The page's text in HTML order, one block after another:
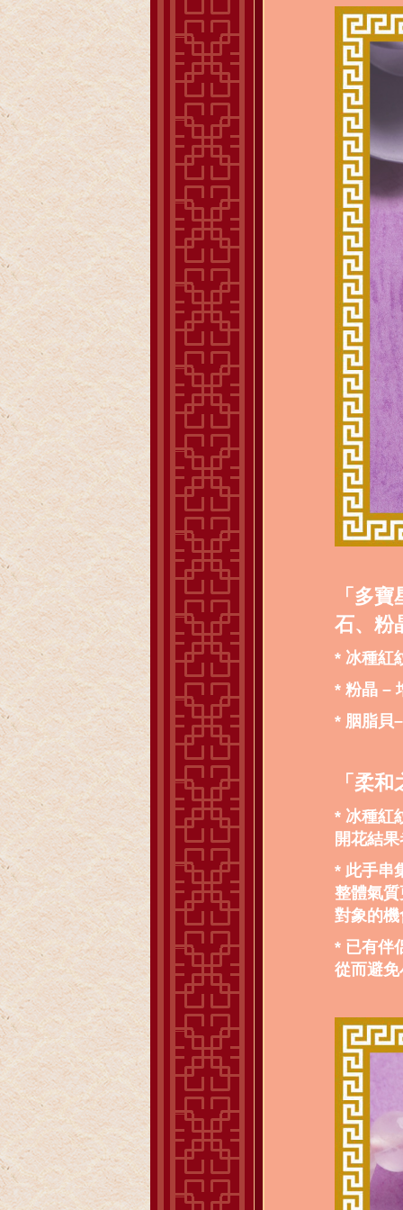
「多
石、粉
* 冰種紅
* 粉晶 –
* 胭脂貝
「柔
* 冰種紅
開花結
* 此手串
整體氣
對象的機
* 已有伴
從而避